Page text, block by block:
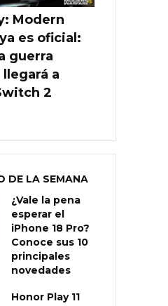
Modern
es oficial:
guerra
a
2
DE LA SEMANA
¿Vale la pena
esperar el
iPhone 18 Pro?
Conoce sus 10
principales
novedades
Honor Play 11